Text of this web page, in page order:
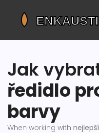
Jak
ředidlo
barvy
When working with